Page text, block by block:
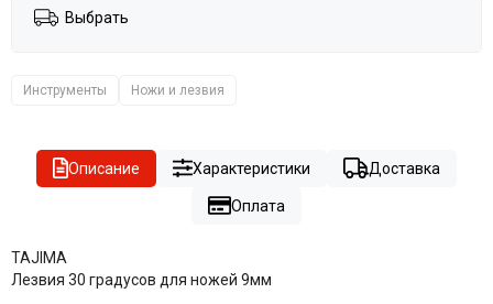
Выбрать
Инструменты Ножи и лезвия
Описание Характеристики Доставка
Оплата
TAJIMA
Лезвия 30 градусов для ножей 9мм